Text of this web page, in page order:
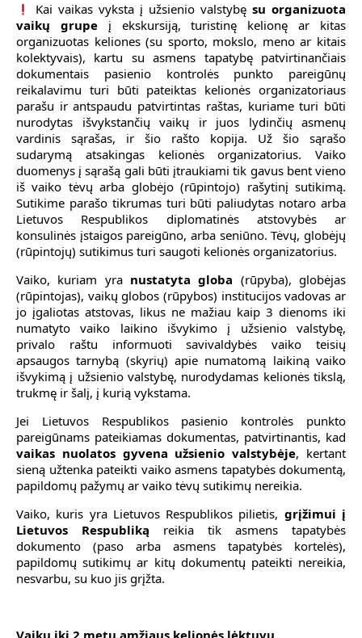
Kai vaikas vyksta į užsienio valstybęsu organizuota
vaikų grupeį ekskursiją, turistinę kelionę ar kitas
organizuotas keliones (su sporto, mokslo, meno ar kitais
kolektyvais), kartu su asmens tapatybę patvirtinančiais
dokumentais pasienio kontrolės punkto pareigūnų
reikalavimu turi būti pateiktas kelionės organizatoriaus
parašu ir antspaudu patvirtintas raštas, kuriame turi būti
nurodytas išvykstančių vaikų ir juos lydinčių asmenų
vardinis sąrašas, ir šio rašto kopija. Už šio sąrašo
sudarymą atsakingas kelionės organizatorius. Vaiko
duomenys į sąrašą gali būti įtraukiami tik gavus bent vieno
iš vaiko tėvų arba globėjo (rūpintojo) rašytinį sutikimą.
Sutikime parašo tikrumas turi būti paliudytas notaro arba
Lietuvos Respublikos diplomatinės atstovybės ar
konsulinės įstaigos pareigūno, arba seniūno. Tėvų, globėjų
(rūpintojų) sutikimus turi saugoti kelionės organizatorius.
Vaiko, kuriam yra nustatyta globa (rūpyba), globėjas
(rūpintojas), vaikų globos (rūpybos) institucijos vadovas ar
jo įgaliotas atstovas, likus ne mažiau kaip 3 dienoms iki
numatyto vaiko laikino išvykimo į užsienio valstybę,
privalo raštu informuoti savivaldybės vaiko teisių
apsaugos tarnybą (skyrių) apie numatomą laikiną vaiko
išvykimą į užsienio valstybę, nurodydamas kelionės tikslą,
trukmę ir šalį, į kurią vykstama.
Jei Lietuvos Respublikos pasienio kontrolės punkto
pareigūnams pateikiamas dokumentas, patvirtinantis, kad
vaikas nuolatos gyvena užsienio valstybėje, kertant
sieną užtenka pateikti vaiko asmens tapatybės dokumentą,
papildomų pažymų ar vaiko tėvų sutikimų nereikia.
Vaiko, kuris yra Lietuvos Respublikos pilietis, grįžimui į
Lietuvos Respubliką reikia tik asmens tapatybės
dokumento (paso arba asmens tapatybės kortelės),
papildomų sutikimų ar kitų dokumentų pateikti nereikia,
nesvarbu, su kuo jis grįžta.
Vaikų iki 2 metų amžiaus kelionės lėktuvu